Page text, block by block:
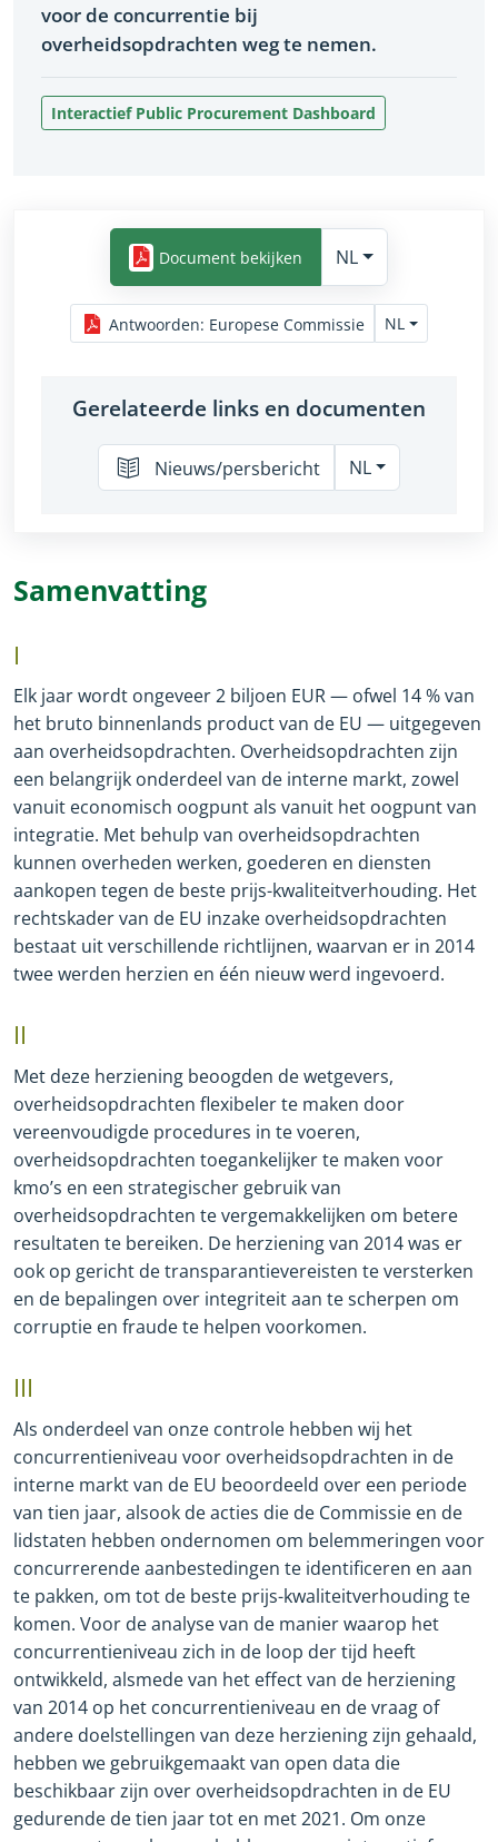
voor de concurrentie bij
overheidsopdrachten weg te nemen.​
Interactief Public Procurement Dashboard
Document bekijken NL
Antwoorden: Europese Commissie NL
Gerelateerde links en documenten
Nieuws/persbericht NL
Samenvatting
I
Elk jaar wordt ongeveer 2 biljoen EUR — ofwel 14 % van
het bruto binnenlands product van de EU — uitgegeven
aan overheidsopdrachten. Overheidsopdrachten zijn
een belangrijk onderdeel van de interne markt, zowel
vanuit economisch oogpunt als vanuit het oogpunt van
integratie. Met behulp van overheidsopdrachten
kunnen overheden werken, goederen en diensten
aankopen tegen de beste prijs-kwaliteitverhouding. Het
rechtskader van de EU inzake overheidsopdrachten
bestaat uit verschillende richtlijnen, waarvan er in 2014
twee werden herzien en één nieuw werd ingevoerd.
II
Met deze herziening beoogden de wetgevers,
overheidsopdrachten flexibeler te maken door
vereenvoudigde procedures in te voeren,
overheidsopdrachten toegankelijker te maken voor
kmo’s en een strategischer gebruik van
overheidsopdrachten te vergemakkelijken om betere
resultaten te bereiken. De herziening van 2014 was er
ook op gericht de transparantievereisten te versterken
en de bepalingen over integriteit aan te scherpen om
corruptie en fraude te helpen voorkomen.
III
Als onderdeel van onze controle hebben wij het
concurrentieniveau voor overheidsopdrachten in de
interne markt van de EU beoordeeld over een periode
van tien jaar, alsook de acties die de Commissie en de
lidstaten hebben ondernomen om belemmeringen voor
concurrerende aanbestedingen te identificeren en aan
te pakken, om tot de beste prijs-kwaliteitverhouding te
komen. Voor de analyse van de manier waarop het
concurrentieniveau zich in de loop der tijd heeft
ontwikkeld, alsmede van het effect van de herziening
van 2014 op het concurrentieniveau en de vraag of
andere doelstellingen van deze herziening zijn gehaald,
hebben we gebruikgemaakt van open data die
beschikbaar zijn over overheidsopdrachten in de EU
gedurende de tien jaar tot en met 2021. Om onze